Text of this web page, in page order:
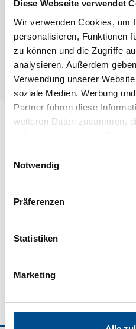
Diese Webseite verwendet
Wir verwenden Cookies, um
personalisieren, Funktionen
zu können und die Zugriffe
analysieren. Außerdem
Verwendung unserer
soziale Medien, Werbung
Partner führen diese
weiteren Daten zusammen,
haben oder die sie im
Notwendig
Präferenzen
Statistiken
Marketing
Novasol
1
Wir sind für Sie da